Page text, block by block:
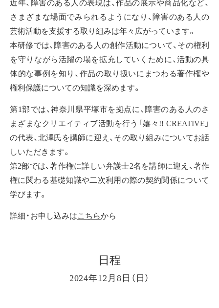
さまざまな場面でみられるようになり、障害のある人の
芸術活動を支援する取り組みは年々広がっています。
本研修では、障害のある人の創作活動について、その権利
を守りながら活躍の場を拡充していくために、活動の具
体的な事例を知り、作品の取り扱いにまつわる著作権や
権利保護についての知識を深めます。
第1部では、神奈川県平塚市を拠点に、障害のある人のさ
まざまなクリエイティブ活動を行う「嬉々!! CREATIVE」
の代表、北澤氏を講師に迎え、その取り組みについてお話
しいただきます。
第2部では、著作権に詳しい弁護士2名を講師に迎え、著作
権に関わる基礎知識や二次利用の際の契約関係について
学びます。
詳細・お申し込みはこちらから
日程
2024年12月8日（日）